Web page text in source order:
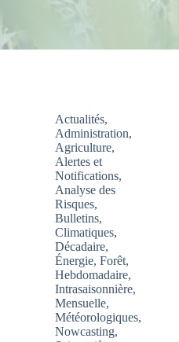
Actualités,
Administration,
Agriculture,
Alertes et
Notifications,
Analyse des
Risques,
Bulletins,
Climatiques,
Décadaire,
Énergie, Forêt,
Hebdomadaire,
Intrasaisonnière,
Mensuelle,
Météorologiques,
Nowcasting,